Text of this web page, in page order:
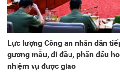
Lực lượng Công an nhân dân
gương mẫu, đi đầu, phấn đấu
nhiệm vụ được giao